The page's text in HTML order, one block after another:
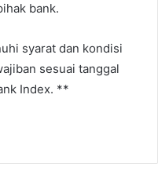
bank.
syarat dan kondisi
sesuai tanggal
Index. **